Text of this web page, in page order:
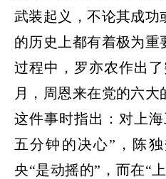
武装起义，不论其成功
的历史上都有着极为重
过程中，罗亦农作出了
月，周恩来在党的六大
这件事时指出：对上
五分钟的决心” ，陈
央“是动摇的” ，而在“